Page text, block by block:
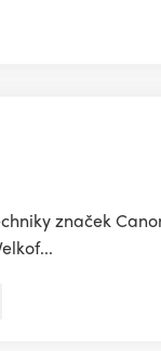
značek